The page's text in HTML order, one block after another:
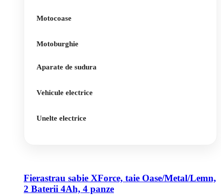
Motocoase
Motoburghie
Aparate de sudura
Vehicule electrice
Unelte electrice
Fierastrau sabie XForce, taie Oase/Metal/Lemn,
2 Baterii 4Ah, 4 panze